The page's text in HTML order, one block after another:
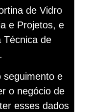
de Vidro
e Projetos, e
Técnica de
seguimento e
o negócio de
esses dados